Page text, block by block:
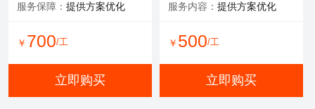
设备清洗
适用于玻璃钢，污水池体清
洁，过滤罐、一体化设备等
服务保障： 提供方案优化
￥ 700/工
立即购买
服务内容： 提供方案优化
￥ 500/工
立即购买